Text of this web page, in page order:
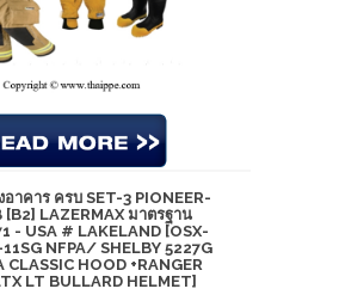
อาคาร ครบ SET-3 PIONEER-
[B2] LAZERMAX มาตรฐาน
- USA # LAKELAND [OSX-
NFPA/ SHELBY 5227G
CLASSIC HOOD +RANGER
LT BULLARD HELMET]